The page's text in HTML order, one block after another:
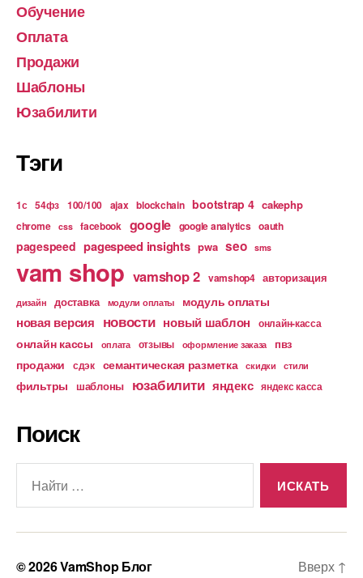
Обучение
Оплата
Продажи
Шаблоны
Юзабилити
Тэги
1с 54фз 100/100 ajax blockchain bootstrap 4 cakephp
chrome css facebook google google analytics oauth
pagespeed pagespeed insights pwa seo sms
vam shop vamshop 2 vamshop4 авторизация
дизайн доставка модули оплаты модуль оплаты
новая версия новости новый шаблон онлайн-касса
онлайн кассы оплата отзывы оформление заказа пвз
продажи сдэк семантическая разметка скидки стили
фильтры шаблоны юзабилити яндекс яндекс касса
Поиск
© 2026VamShop Блог Вверх ↑